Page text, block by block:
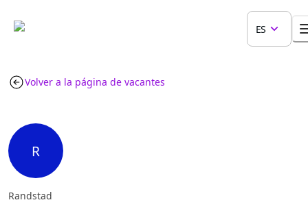
ES
Volver a la página de vacantes
R
Randstad